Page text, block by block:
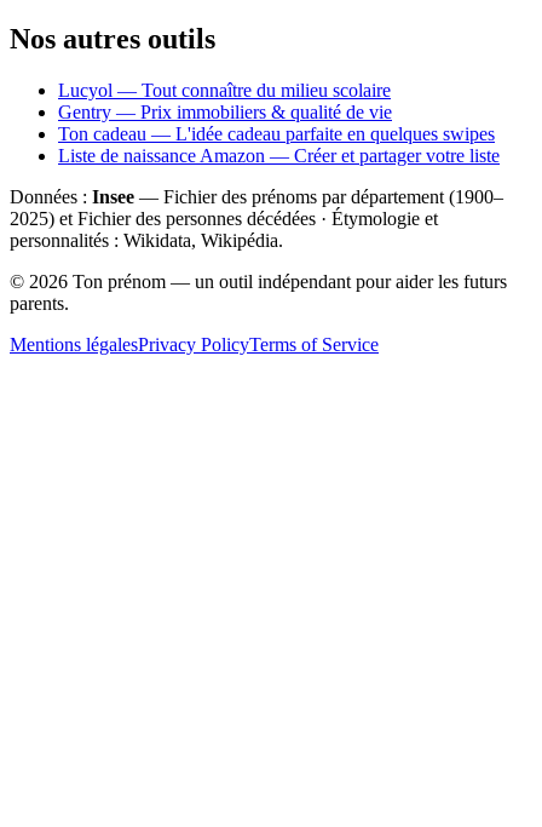
Nos autres outils
Lucyol — Tout connaître du milieu scolaire
Gentry — Prix immobiliers & qualité de vie
Ton cadeau — L'idée cadeau parfaite en quelques swipes
Liste de naissance Amazon — Créer et partager votre liste
Données : Insee — Fichier des prénoms par département (1900–
2025) et Fichier des personnes décédées · Étymologie et
personnalités : Wikidata, Wikipédia.
© 2026 Ton prénom — un outil indépendant pour aider les futurs
parents.
Mentions légalesPrivacy PolicyTerms of Service